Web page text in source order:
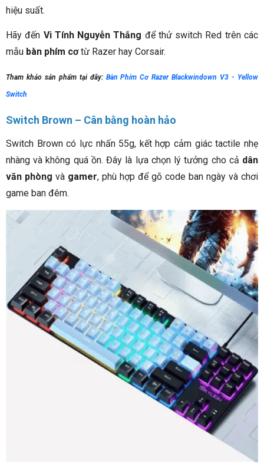
hiệu suất.
Hãy đến Vi Tính Nguyễn Thắng để thử switch Red trên các
mẫu bàn phím cơtừ Razer hay Corsair.
Tham khảo sản phẩm tại đây: Bàn Phím Cơ Razer Blackwindown V3 - Yellow
Switch
Switch Brown – Cân bằng hoàn hảo
Switch Brown có lực nhấn 55g, kết hợp cảm giác tactile nhẹ
nhàng và không quá ồn. Đây là lựa chọn lý tưởng cho cả dân
văn phòng và gamer, phù hợp để gõ code ban ngày và chơi
game ban đêm.